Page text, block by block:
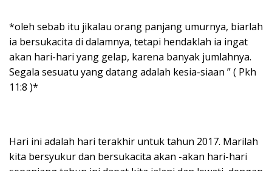
*oleh sebab itu jikalau orang panjang umurnya, biarlah
ia bersukacita di dalamnya, tetapi hendaklah ia ingat
akan hari-hari yang gelap, karena banyak jumlahnya.
Segala sesuatu yang datang adalah kesia-siaan ” ( Pkh
11:8 )*
Hari ini adalah hari terakhir untuk tahun 2017. Marilah
kita bersyukur dan bersukacita akan -akan hari-hari